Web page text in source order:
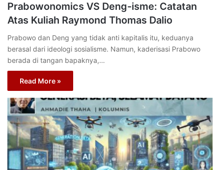
Prabowonomics VS Deng-isme: Catatan
Atas Kuliah Raymond Thomas Dalio
Prabowo dan Deng yang tidak anti kapitalis itu, keduanya
berasal dari ideologi sosialisme. Namun, kaderisasi Prabowo
berada di tangan bapaknya,…
Read More »